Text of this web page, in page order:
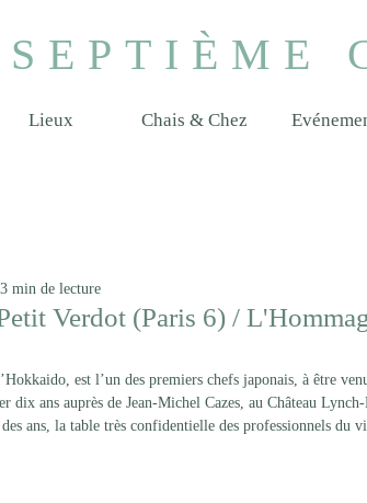
SEPTIÈME
Lieux Chais & Chez
Verdot (Paris 6) /
3 min de lecture
est l’un des premiers chefs japonais, à être
dix ans auprès de Jean-Michel Cazes, au Château
ans, la table très confidentielle des professionnels du